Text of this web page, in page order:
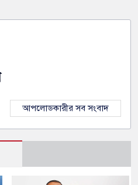
আপলোডকারীর সব সংবাদ